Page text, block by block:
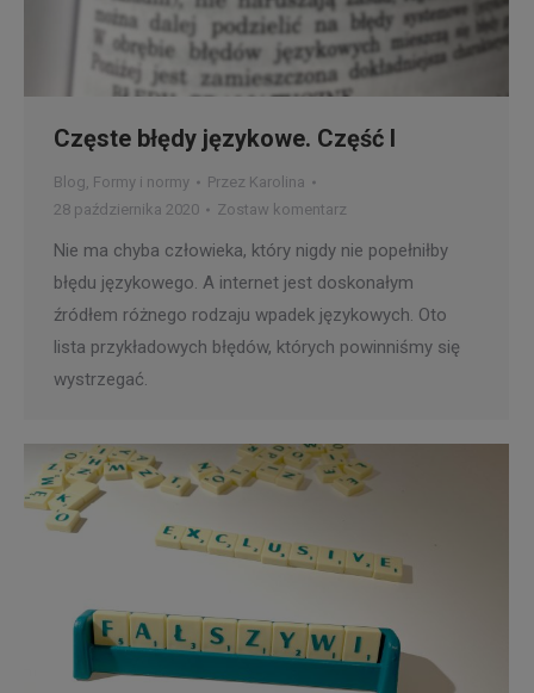
Częste błędy językowe. Część I
Blog, Formy i normy Przez Karolina
28 października 2020
Zostaw komentarz
Nie ma chyba człowieka, który nigdy nie popełniłby
błędu językowego. A internet jest doskonałym
źródłem różnego rodzaju wpadek językowych. Oto
lista przykładowych błędów, których powinniśmy się
wystrzegać.